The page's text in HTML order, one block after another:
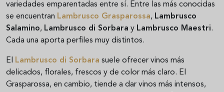
variedades emparentadas entre sí. Entre las más conocidas
se encuentran Lambrusco Grasparossa, Lambrusco
Salamino, Lambrusco di Sorbara y Lambrusco Maestri.
Cada una aporta perfiles muy distintos.
El Lambrusco di Sorbara suele ofrecer vinos más
delicados, florales, frescos y de color más claro. El
Grasparossa, en cambio, tiende a dar vinos más intensos,